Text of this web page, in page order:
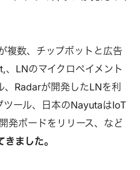
複数、チップボットと広告
LNのマイクロペイメント
、Radarが開発したLNを利
ツール、日本のNayutaはIoT
発ボードをリリース、など
ました。